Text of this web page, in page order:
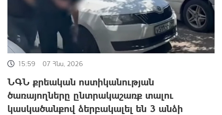
15:59 07 Հնս, 2026
ՆԳՆ քրեական ոստիկանության
ծառայողները ընտրակաշառք տալու
կասկածանքով ձերբակալել են 3 անձի